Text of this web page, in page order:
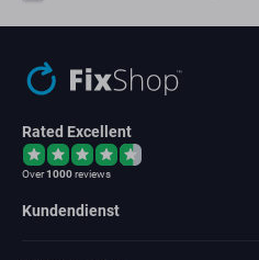
Rated Excellent
Over1000reviews
Kundendienst